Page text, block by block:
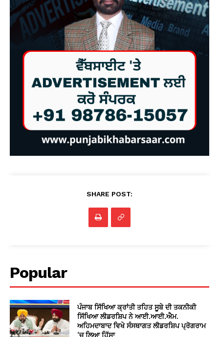
SHARE POST:
Popular
ਪੰਜਾਬ ਸਿੱਖਿਆ ਕ੍ਰਾਂਤੀ ਤਹਿਤ ਸੂਬੇ ਦੀ ਤਕਨੀਕੀ
ਸਿੱਖਿਆ ਲੀਡਰਸ਼ਿਪ ਨੇ ਆਈ.ਆਈ.ਐਮ.
ਅਹਿਮਦਾਬਾਦ ਵਿਖੇ ਸੰਸਥਾਗਤ ਲੀਡਰਸ਼ਿਪ ਪ੍ਰੋਗਰਾਮ
‘ਚ ਲਿਆ ਹਿੱਸਾ